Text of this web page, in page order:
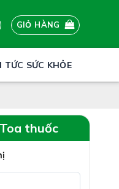
GIỎ HÀNG
TỨC SỨC KHỎE
thuốc